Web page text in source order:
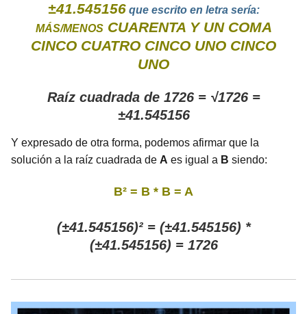
±41.545156que escrito en letra sería:
MÁS/MENOS CUARENTA Y UN COMA
CINCO CUATRO CINCO UNO CINCO
UNO
Raíz cuadrada de 1726 = √1726 =
±41.545156
Y expresado de otra forma, podemos afirmar que la
solución a la raíz cuadrada de A es igual a B siendo:
B² = B * B = A
(±41.545156)² = (±41.545156) *
(±41.545156) = 1726